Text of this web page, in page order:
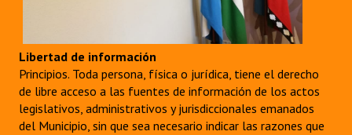
Libertad de información
Principios. Toda persona, física o jurídica, tiene el derecho
de libre acceso a las fuentes de información de los actos
legislativos, administrativos y jurisdiccionales emanados
del Municipio, sin que sea necesario indicar las razones que